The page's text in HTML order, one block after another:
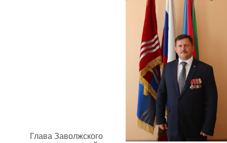
Глава Заволжского